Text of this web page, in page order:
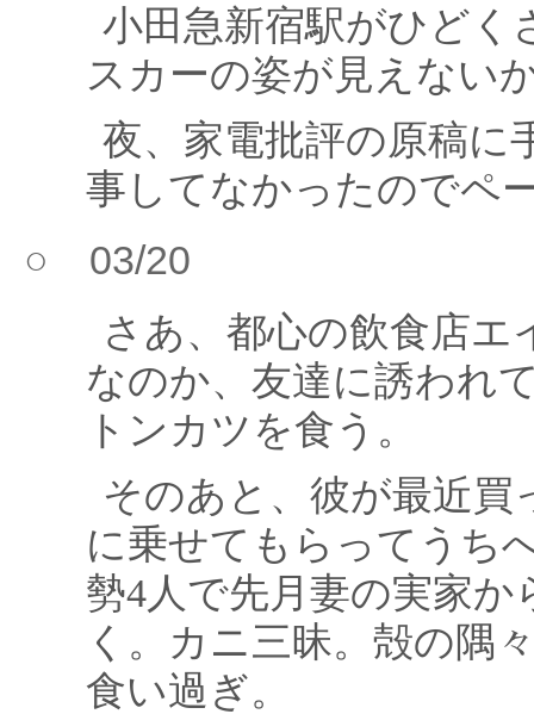
小田急新宿駅がひど
スカーの姿が見えない
夜、家電批評の原稿に
事してなかったのでペ
○ 03/20
さあ、都心の飲食店
なのか、友達に誘われ
トンカツを食う。
そのあと、彼が最近買
に乗せてもらってうち
勢4人で先月妻の実家
く。カニ三昧。殻の隅
食い過ぎ。